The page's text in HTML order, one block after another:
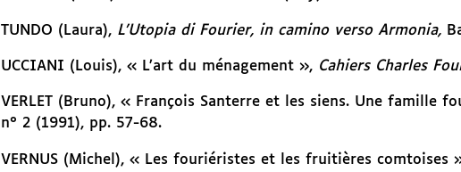
TUNDO (Laura), L’Utopia di Fourier, in camino verso Armonia,
UCCIANI (Louis), « L’art du ménagement », Cahiers Charles
VERLET (Bruno), « François Santerre et les siens. Une famille
n° 2 (1991), pp. 57-68.
VERNUS (Michel), « Les fouriéristes et les fruitières comtoises